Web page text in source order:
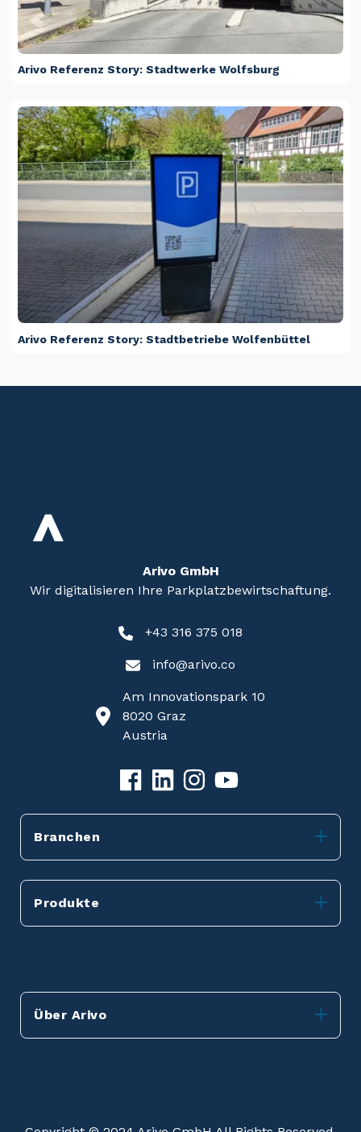
Arivo Referenz Story: Stadtwerke Wolfsburg
Arivo Referenz Story: Stadtbetriebe Wolfenbüttel
Arivo GmbH
Wir digitalisieren Ihre Parkplatzbewirtschaftung.
+43 316 375 018
info@arivo.co
Am Innovationspark 10
8020 Graz
Austria
Branchen
Produkte
Über Arivo